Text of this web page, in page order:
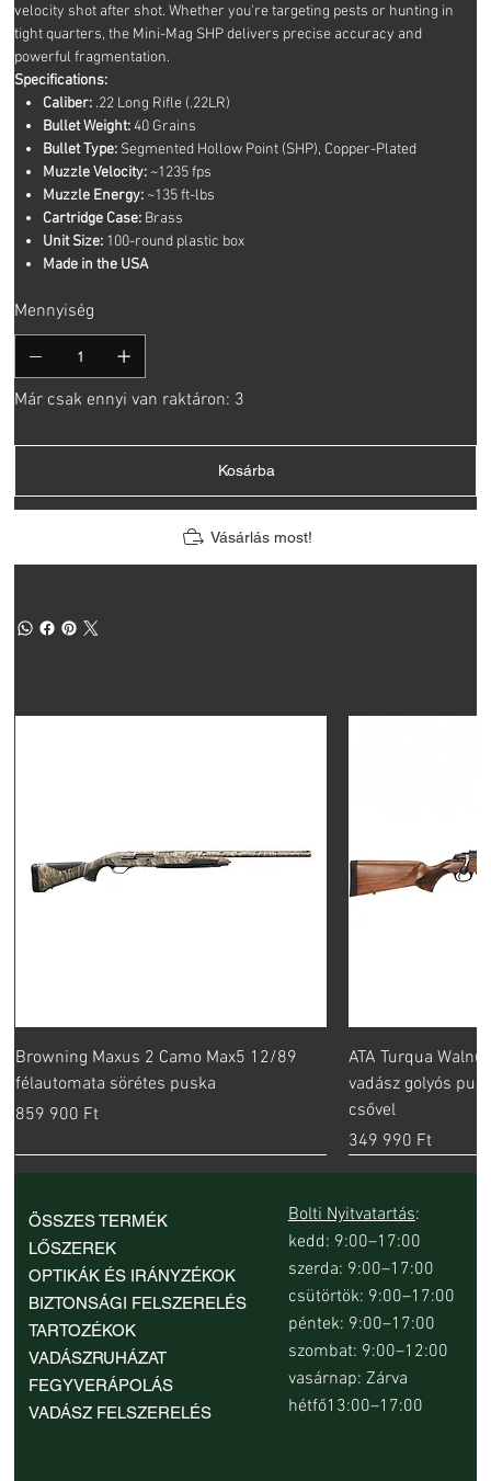
velocity shot after shot. Whether you're targeting pests or hunting in
tight quarters, the Mini-Mag SHP delivers precise accuracy and
powerful fragmentation.
Specifications:
Caliber:.22 Long Rifle (.22LR)
Bullet Weight:40 Grains
Bullet Type:Segmented Hollow Point (SHP), Copper-Plated
Muzzle Velocity:~1235 fps
Muzzle Energy:~135 ft-lbs
Cartridge Case:Brass
Unit Size:100-round plastic box
Made in the USA
Mennyiség
Már csak ennyi van raktáron: 3
Kosárba
Vásárlás most!
Browning Maxus 2 Camo Max5 12/89
félautomata sörétes puska
Ár
859 900 Ft
ATA Turqua
vadász golyós
csővel
Ár
349 990 Ft
ÖSSZES TERMÉK
LŐSZEREK
OPTIKÁK ÉS IRÁNYZÉKOK
BIZTONSÁGI FELSZERELÉS
TARTOZÉKOK
VADÁSZRUHÁZAT
FEGYVERÁPOLÁS
VADÁSZ FELSZERELÉS
Bolti Nyitvatartás:
kedd: 9:00–17:00
szerda: 9:00–17:00
csütörtök: 9:00–17:00
péntek: 9:00–17:00
szombat: 9:00–12:00
vasárnap: Zárva
hétfő13:00–17:00